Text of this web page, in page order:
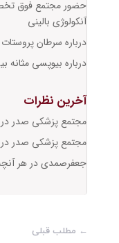
حضور مجتمع فوق
آنکولوژی بالینی
درباره سرطان
درباره بیوپسی مثانه
آخرین نظرات
مجتمع پزشکی صدر در
مجتمع پزشکی صدر در
جعفرصمدیدر هر
← مطلب قبلی